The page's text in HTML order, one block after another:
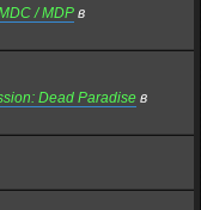
/ MDP в
Dead Paradise в